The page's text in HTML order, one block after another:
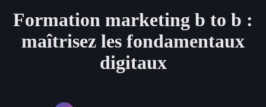
Formation marketing b to b :
maîtrisez les fondamentaux
digitaux